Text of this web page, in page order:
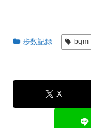
歩数記録 bgm
X